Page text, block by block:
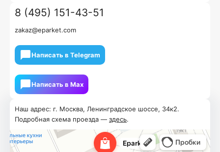
Наш адрес: г. Москва, Ленинградское шоссе, 34к2.
Подробная схема проезда — здесь.
8 (495) 151-43-51
zakaz@eparket.com
Написать в Telegram
Написать в Мах